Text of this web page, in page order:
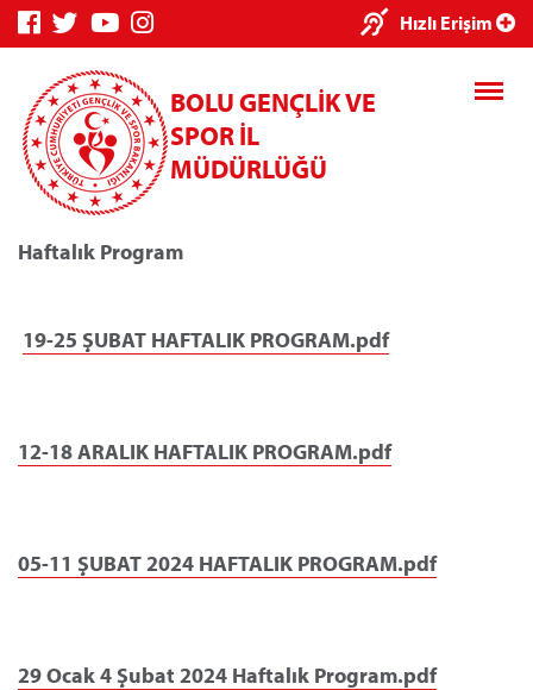
Hızlı Erişim
BOLU GENÇLİK VE
SPOR İL
MÜDÜRLÜĞÜ
Haftalık Program
19-25 ŞUBAT HAFTALIK PROGRAM.pdf
12-18 ARALIK HAFTALIK PROGRAM.pdf
05-11 ŞUBAT 2024 HAFTALIK PROGRAM.pdf
29 Ocak 4 Şubat 2024 Haftalık Program.pdf
×
Genç Bilgi
Kredi/Yurt E-
Ödeme